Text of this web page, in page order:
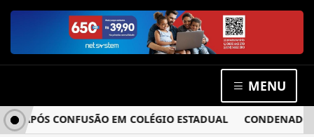
MENU
CONFUSÃO EM COLÉGIO ESTADUAL CONDENADO